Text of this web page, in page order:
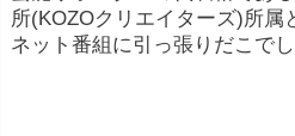
所(KOZOクリエイターズ)所属
ネット番組に引っ張りだこでし